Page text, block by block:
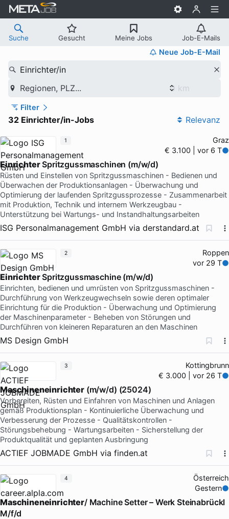
Suche Gesucht Meine Jobs Job-E-Mails
Neue Job-E-Mail
Einrichter/in
Regionen, PLZ...
Filter
32 Einrichter/in-Jobs Relevanz
Graz
€ 3.100 | vor 6 T
EinrichterSpritzgussmaschinen (m/w/d)
Rüsten und Einstellen von Spritzgussmaschinen - Bedienen und
Überwachen der Produktionsanlagen - Überwachung und
Optimierung der laufenden Spritzgussprozesse - Zusammenarbeit
mit Produktion, Technik und internem Werkzeugbau -
Unterstützung bei Wartungs- und Instandhaltungsarbeiten
ISG Personalmanagement GmbH via derstandard.at
1
Roppen
vor 29 T
EinrichterSpritzgussmaschine (m/w/d)
Einrichten, bedienen und umrüsten von Spritzgussmaschinen -
Durchführung von Werkzeugwechseln sowie deren optimaler
Einrichtung für die Produktion - Überwachung und Optimierung
der Maschinenparameter - Beheben von Störungen und
Durchführen von kleineren Reparaturen an den Maschinen
MS Design GmbH
2
Kottingbrunn
€ 3.000 | vor 26 T
Maschineneinrichter(m/w/d) (25024)
Vorbereiten, Rüsten und Einfahren von Maschinen und Anlagen
gemäß Produktionsplan - Kontinuierliche Überwachung und
Verbesserung der Prozesse - Qualitätskontrollen -
Störungsbehebung - Wartungsarbeiten - Sicherstellung der
Produktqualität und geplanten Ausbringung
ACTIEF JOBMADE GmbH via finden.at
3
Österreich
Gestern
Maschineneinrichter/ Machine Setter – Werk Steinabrückl
M/f/d
4